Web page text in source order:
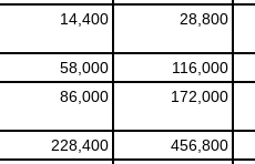
14,400 28,800
58,000 116,000
86,000 172,000
228,400 456,800